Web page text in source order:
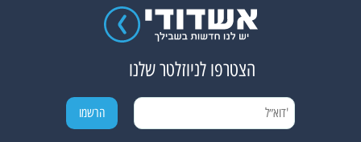
הצטרפו לניוזלטר שלנו